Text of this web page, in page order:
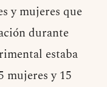
y mujeres que
durante
estaba
mujeres y 15